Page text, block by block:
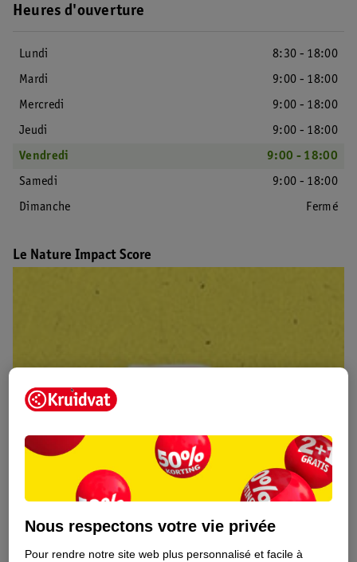
Heures d'ouverture
Lundi
8:30 - 18:00
Mardi
9:00 - 18:00
Mercredi
9:00 - 18:00
Jeudi
9:00 - 18:00
Vendredi
9:00 - 18:00
Samedi
9:00 - 18:00
Dimanche
Fermé
Le Nature Impact Score
Nous respectons votre vie privée
Pour rendre notre site web plus personnalisé et facile à